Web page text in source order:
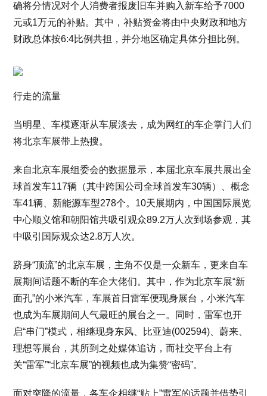
确将分情况对个人消费者报废旧车并购入新车给予7000
元或1万元的补贴。其中，补贴资金将由中央财政和地方
财政总体按6:4比例共担，并分地区确定具体分担比例。
行走的流量
当明星、车模逐渐从车展淡去，成为网红的车企掌门人们
将北京车展带上热搜。
来自北京车展组委会的数据显示，本届北京车展共展出全
球首发车117辆（其中跨国公司全球首发车30辆）、概念
车41辆、新能源车型278个。10天展期内，中国国际展览
中心顺义馆和朝阳馆共吸引观众89.2万人次到场参观，其
中吸引国际观众达2.8万人次。
跻身“顶流”的北京车展，主角不仅是一众新车，更来自车
展期间话题不断的车企大佬们。其中，作为北京车展“新
面孔”的小米汽车，车展首日雷军便现身展台，小米汽车
也成为车展期间人气最旺的展台之一。同时，雷军也开
启“串门”模式，相继现身东风、比亚迪(002594)、蔚来、
理想等展台，其所到之处媒体追访，而社交平台上有
关“雷军”“北京车展”的视频也成为集赞“密码”。
面对突降的流量，各车企相继“贴上”雷军的话题并借势引